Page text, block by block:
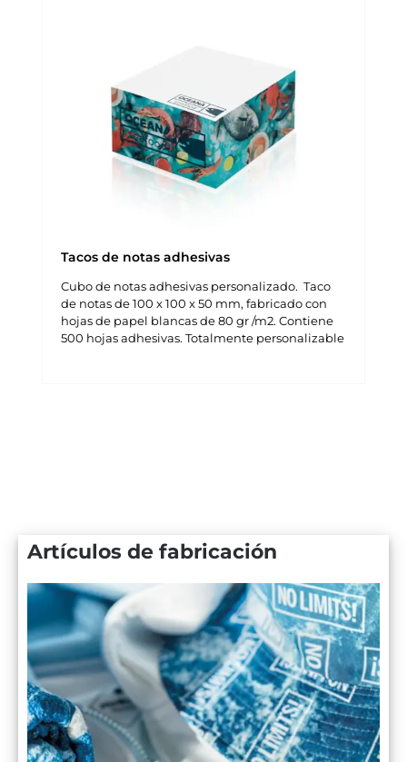
Tacos de notas adhesivas
Cubo de notas adhesivas personalizado. Taco
de notas de 100 x 100 x 50 mm, fabricado con
hojas de papel blancas de 80 gr /m2. Contiene
500 hojas adhesivas. Totalmente personalizable
Artículos de fabricación